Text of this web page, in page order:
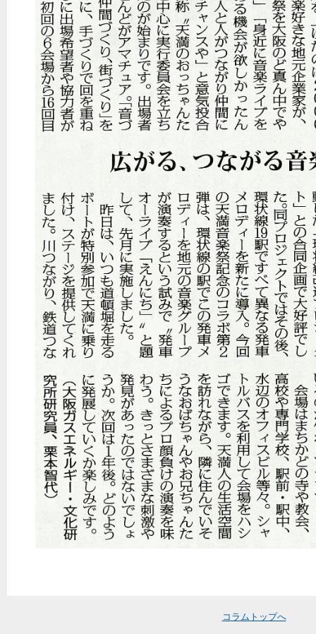
コラムトップへ